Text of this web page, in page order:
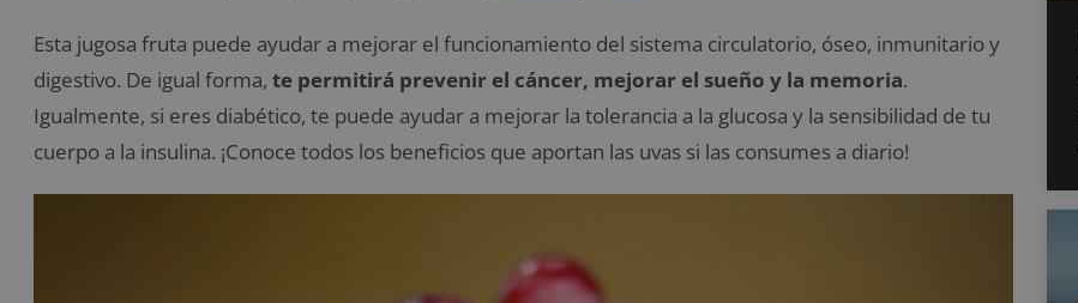
Esta jugosa fruta puede ayudar a mejorar el funcionamiento del sistema circulatorio, óseo, inmunitario y
digestivo. De igual forma, te permitirá prevenir el cáncer, mejorar el sueño y la memoria.
Igualmente, si eres diabético, te puede ayudar a mejorar la tolerancia a la glucosa y la sensibilidad de tu
cuerpo a la insulina. ¡Conoce todos los beneficios que aportan las uvas si las consumes a diario!